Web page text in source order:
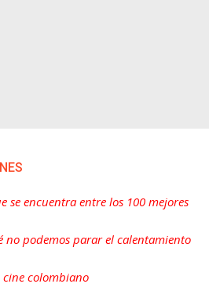
se encuentra entre los 100 mejores
no podemos parar el calentamiento
cine colombiano